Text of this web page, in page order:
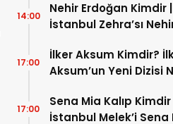
Nehir Erdoğan Kimdir
İstanbul Zehra’sı
14:00
İlker Aksum Kimdir?
Aksum’un Yeni Dizisi
17:00
Sena Mia Kalıp Kimdir
İstanbul Melek’i Sena
17:00